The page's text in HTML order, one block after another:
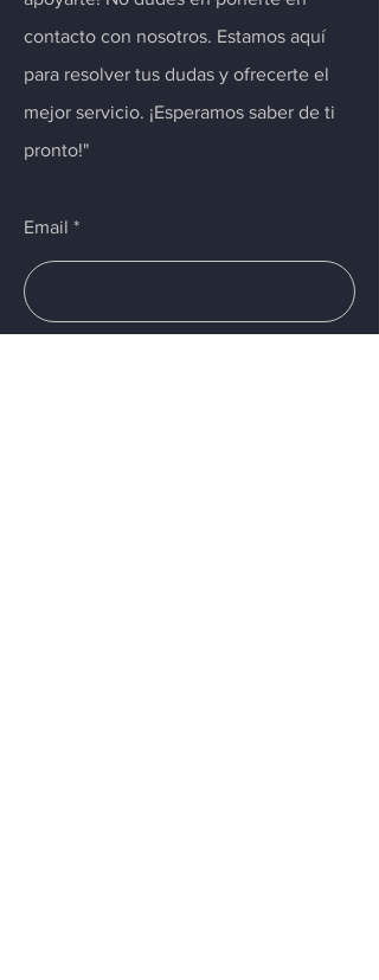
contacto con nosotros. Estamos aquí
para resolver tus dudas y ofrecerte el
mejor servicio. ¡Esperamos saber de ti
pronto!"
Email